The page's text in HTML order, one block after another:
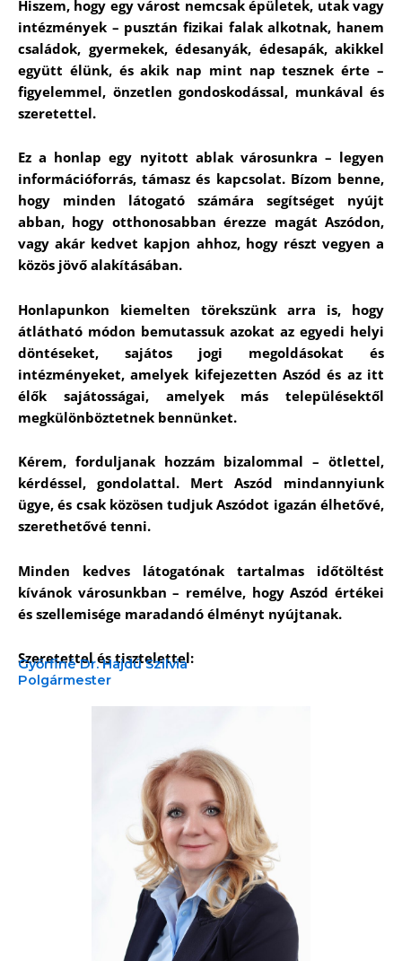
Hiszem, hogy egy várost nemcsak épületek, utak vagy
intézmények – pusztán fizikai falak alkotnak, hanem
családok, gyermekek, édesanyák, édesapák, akikkel
együtt élünk, és akik nap mint nap tesznek érte –
figyelemmel, önzetlen gondoskodással, munkával és
szeretettel.
Ez a honlap egy nyitott ablak városunkra – legyen
információforrás, támasz és kapcsolat. Bízom benne,
hogy minden látogató számára segítséget nyújt
abban, hogy otthonosabban érezze magát Aszódon,
vagy akár kedvet kapjon ahhoz, hogy részt vegyen a
közös jövő alakításában.
Honlapunkon kiemelten törekszünk arra is, hogy
átlátható módon bemutassuk azokat az egyedi helyi
döntéseket, sajátos jogi megoldásokat és
intézményeket, amelyek kifejezetten Aszód és az itt
élők sajátosságai, amelyek más településektől
megkülönböztetnek bennünket.
Kérem, forduljanak hozzám bizalommal – ötlettel,
kérdéssel, gondolattal. Mert Aszód mindannyiunk
ügye, és csak közösen tudjuk Aszódot igazán élhetővé,
szerethetővé tenni.
Minden kedves látogatónak tartalmas időtöltést
kívánok városunkban – remélve, hogy Aszód értékei
és szellemisége maradandó élményt nyújtanak.
Szeretettel és tisztelettel:
Győrfiné Dr. Hajdú Szilvia
Polgármester